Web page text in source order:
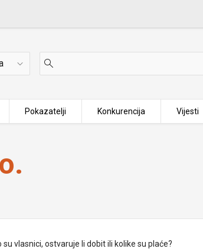
Pokazatelji Konkurencija Vijesti
vlasnici, ostvaruje li dobit ili kolike su plaće?